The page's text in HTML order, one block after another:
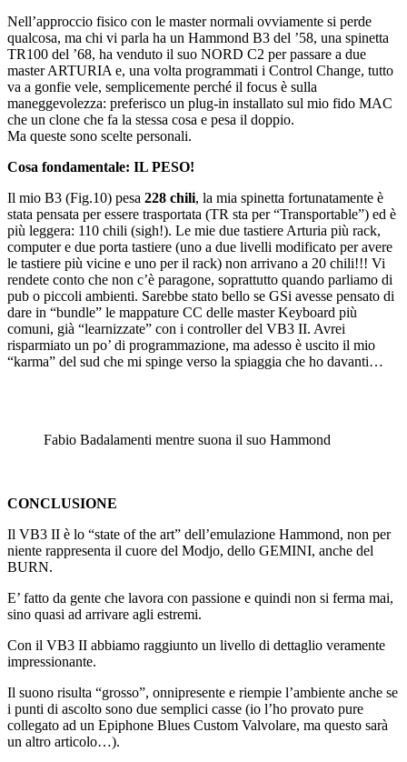
Nell’approccio fisico con le master normali ovviamente si perde
qualcosa, ma chi vi parla ha un Hammond B3 del ’58, una spinetta
TR100 del ’68, ha venduto il suo NORD C2 per passare a due
master ARTURIA e, una volta programmati i Control Change, tutto
va a gonfie vele, semplicemente perché il focus è sulla
maneggevolezza: preferisco un plug-in installato sul mio fido MAC
che un clone che fa la stessa cosa e pesa il doppio.
Ma queste sono scelte personali.
Cosa fondamentale: IL PESO!
Il mio B3 (Fig.10) pesa 228 chili, la mia spinetta fortunatamente è
stata pensata per essere trasportata (TR sta per “Transportable”) ed è
più leggera: 110 chili (sigh!). Le mie due tastiere Arturia più rack,
computer e due porta tastiere (uno a due livelli modificato per avere
le tastiere più vicine e uno per il rack) non arrivano a 20 chili!!! Vi
rendete conto che non c’è paragone, soprattutto quando parliamo di
pub o piccoli ambienti. Sarebbe stato bello se GSi avesse pensato di
dare in “bundle” le mappature CC delle master Keyboard più
comuni, già “learnizzate” con i controller del VB3 II. Avrei
risparmiato un po’ di programmazione, ma adesso è uscito il mio
“karma” del sud che mi spinge verso la spiaggia che ho davanti…
Fabio Badalamenti mentre suona il suo Hammond
CONCLUSIONE
Il VB3 II è lo “state of the art” dell’emulazione Hammond, non per
niente rappresenta il cuore del Modjo, dello GEMINI, anche del
BURN.
E’ fatto da gente che lavora con passione e quindi non si ferma mai,
sino quasi ad arrivare agli estremi.
Con il VB3 II abbiamo raggiunto un livello di dettaglio veramente
impressionante.
Il suono risulta “grosso”, onnipresente e riempie l’ambiente anche se
i punti di ascolto sono due semplici casse (io l’ho provato pure
collegato ad un Epiphone Blues Custom Valvolare, ma questo sarà
un altro articolo…).